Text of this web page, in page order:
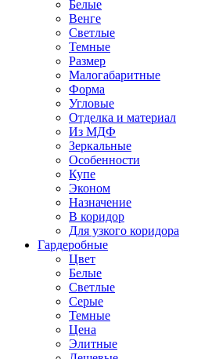
Белые
Венге
Светлые
Темные
Размер
Малогабаритные
Форма
Угловые
Отделка и материал
Из МДФ
Зеркальные
Особенности
Купе
Эконом
Назначение
В коридор
Для узкого коридора
Гардеробные
Цвет
Белые
Светлые
Серые
Темные
Цена
Элитные